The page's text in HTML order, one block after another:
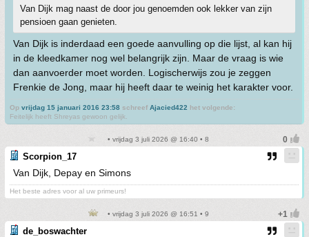
Van Dijk mag naast de door jou genoemden ook lekker van zijn
pensioen gaan genieten.
Van Dijk is inderdaad een goede aanvulling op die lijst, al kan hij
in de kleedkamer nog wel belangrijk zijn. Maar de vraag is wie
dan aanvoerder moet worden. Logischerwijs zou je zeggen
Frenkie de Jong, maar hij heeft daar te weinig het karakter voor.
Op vrijdag 15 januari 2016 23:58 schreef Ajacied422 het volgende:
Feitelijk heeft Shreyas gewoon gelijk.
• vrijdag 3 juli 2026 @ 16:40 • 8
Scorpion_17
Van Dijk, Depay en Simons
Het beste adres voor al uw primeurs!
• vrijdag 3 juli 2026 @ 16:51 • 9
de_boswachter